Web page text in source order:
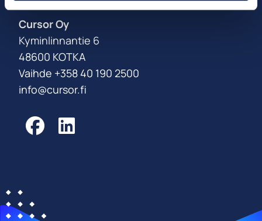
Cursor Oy
Kyminlinnantie 6
48600 KOTKA
Vaihde +358 40 190 2500
info@cursor.fi
Facebook